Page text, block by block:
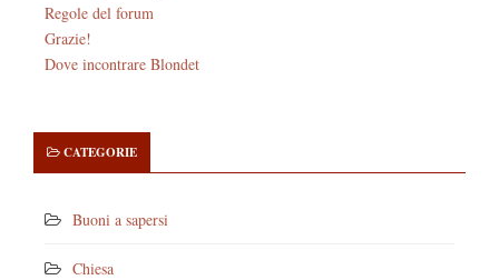
Regole del forum
Grazie!
Dove incontrare Blondet
CATEGORIE
Buoni a sapersi
Chiesa